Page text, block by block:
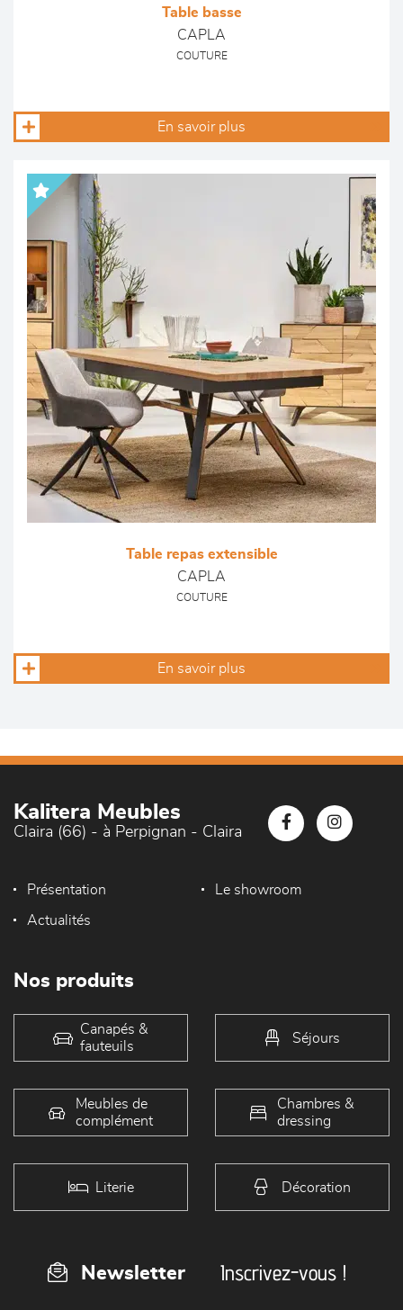
Table basse
CAPLA
COUTURE
En savoir plus
Table repas extensible
CAPLA
COUTURE
En savoir plus
Kalitera Meubles
Claira (66) - à Perpignan - Claira
Présentation Le showroom
Actualités
Nos produits
Canapés &
fauteuils
Séjours
Meubles de
complément
Chambres &
dressing
Literie Décoration
Newsletter Inscrivez-vous !